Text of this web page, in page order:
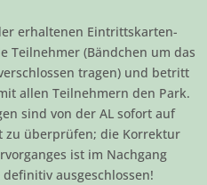
erhaltenen Eintrittskarten-
Teilnehmer (Bändchen um das
tragen) und betritt
allen Teilnehmern den Park.
sind von der AL sofort auf
zu überprüfen; die Korrektur
ist im Nachgang
ausgeschlossen!